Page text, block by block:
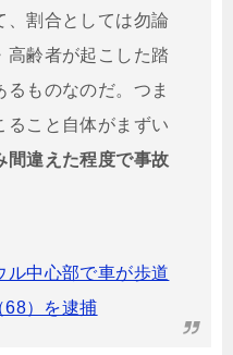
、割合としては勿論
高齢者が起こした踏
ものなのだ。つま
ること自体がまずい
間違えた程度で事故
ル中心部で車が歩道
）を逮捕